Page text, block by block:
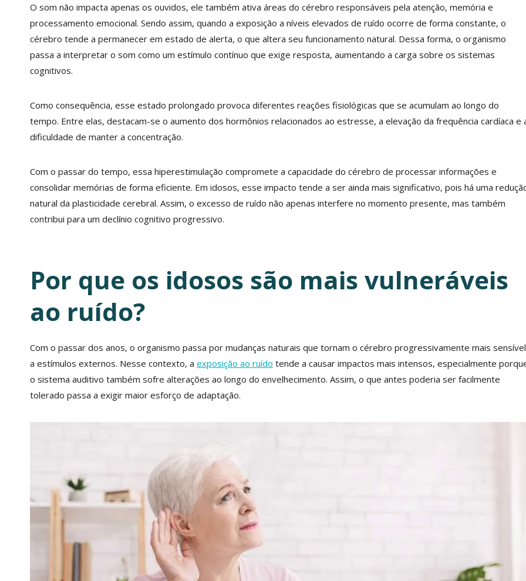
O som não impacta apenas os ouvidos, ele também ativa áreas do cérebro responsáveis pela atenção, memória e
processamento emocional. Sendo assim, quando a exposição a níveis elevados de ruído ocorre de forma constante, o
cérebro tende a permanecer em estado de alerta, o que altera seu funcionamento natural. Dessa forma, o organismo
passa a interpretar o som como um estímulo contínuo que exige resposta, aumentando a carga sobre os sistemas
cognitivos.
Como consequência, esse estado prolongado provoca diferentes reações fisiológicas que se acumulam ao longo do
tempo. Entre elas, destacam-se o aumento dos hormônios relacionados ao estresse, a elevação da frequência cardíaca e
dificuldade de manter a concentração.
Com o passar do tempo, essa hiperestimulação compromete a capacidade do cérebro de processar informações e
consolidar memórias de forma eficiente. Em idosos, esse impacto tende a ser ainda mais significativo, pois há uma
natural da plasticidade cerebral. Assim, o excesso de ruído não apenas interfere no momento presente, mas também
contribui para um declínio cognitivo progressivo.
Por que os idosos são mais vulneráveis
ao ruído?
Com o passar dos anos, o organismo passa por mudanças naturais que tornam o cérebro progressivamente mais sensível
a estímulos externos. Nesse contexto, a exposição ao ruído tende a causar impactos mais intensos, especialmente
o sistema auditivo também sofre alterações ao longo do envelhecimento. Assim, o que antes poderia ser facilmente
tolerado passa a exigir maior esforço de adaptação.